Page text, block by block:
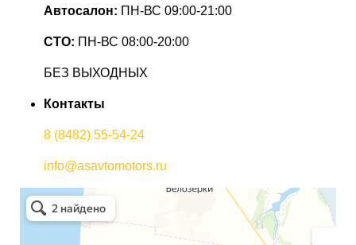
Автосалон: ПН-ВС 09:00-21:00
СТО: ПН-ВС 08:00-20:00
БЕЗ ВЫХОДНЫХ
Контакты
8 (8482) 55-54-24
info@asavtomotors.ru